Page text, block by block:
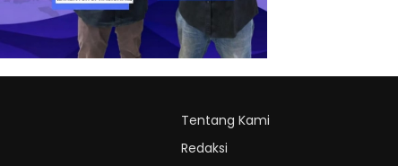
Tentang Kami
Redaksi